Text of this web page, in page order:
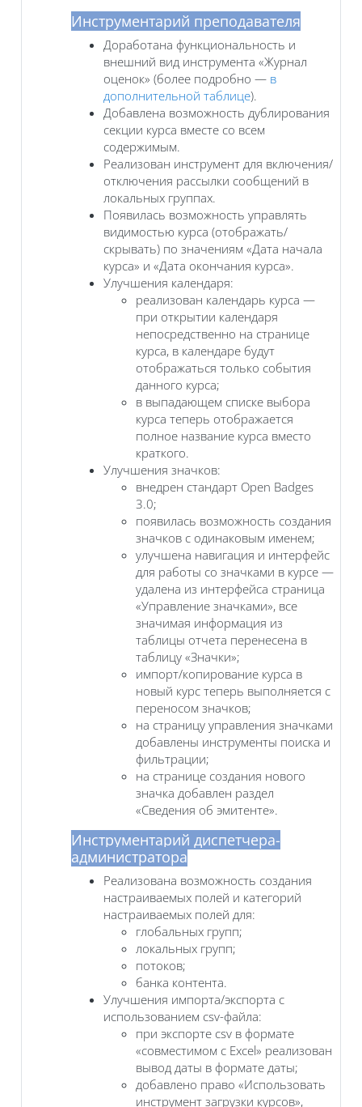
Инструментарий преподавателя
Доработана функциональность и
внешний вид инструмента «Журнал
оценок» (более подробно — в
дополнительной таблице).
Добавлена возможность дублирования
секции курса вместе со всем
содержимым.
Реализован инструмент для включения/
отключения рассылки сообщений в
локальных группах.
Появилась возможность управлять
видимостью курса (отображать/
скрывать) по значениям «Дата начала
курса» и «Дата окончания курса».
Улучшения календаря:
реализован календарь курса —
при открытии календаря
непосредственно на странице
курса, в календаре будут
отображаться только события
данного курса;
в выпадающем списке выбора
курса теперь отображается
полное название курса вместо
краткого.
Улучшения значков:
внедрен стандарт Open Badges
3.0;
появилась возможность создания
значков с одинаковым именем;
улучшена навигация и интерфейс
для работы со значками в курсе —
удалена из интерфейса страница
«Управление значками», все
значимая информация из
таблицы отчета перенесена в
таблицу «Значки»;
импорт/копирование курса в
новый курс теперь выполняется с
переносом значков;
на страницу управления значками
добавлены инструменты поиска и
фильтрации;
на странице создания нового
значка добавлен раздел
«Сведения об эмитенте».
Инструментарий диспетчера-
администратора
Реализована возможность создания
настраиваемых полей и категорий
настраиваемых полей для:
глобальных групп;
локальных групп;
потоков;
банка контента.
Улучшения импорта/экспорта с
использованием csv-файла:
при экспорте csv в формате
«совместимом с Excel» реализован
вывод даты в формате даты;
добавлено право «Использовать
инструмент загрузки курсов»,